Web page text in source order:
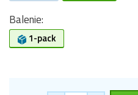
Balenie:
1-pack